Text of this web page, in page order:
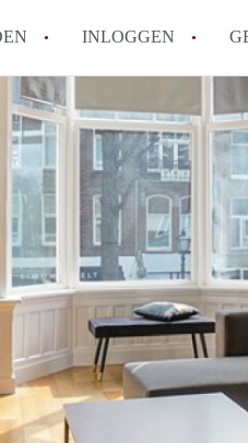
INLOGGEN
How to
Wat is
Hoeveel
Wat is de
Berekent
Alle